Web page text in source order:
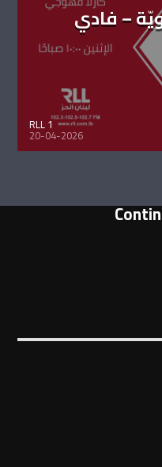
– فادي
RLL 1
20-04-2026